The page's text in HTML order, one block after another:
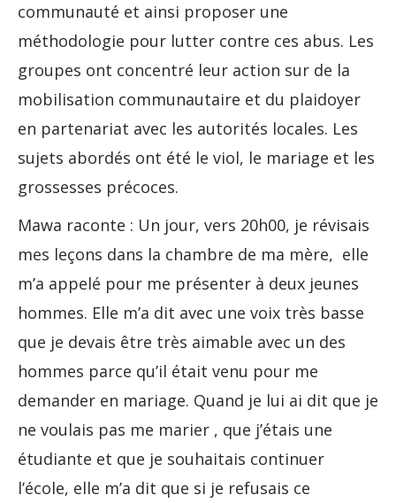
communauté et ainsi proposer une
méthodologie pour lutter contre ces abus. Les
groupes ont concentré leur action sur de la
mobilisation communautaire et du plaidoyer
en partenariat avec les autorités locales. Les
sujets abordés ont été le viol, le mariage et les
grossesses précoces.
Mawa raconte : Un jour, vers 20h00, je révisais
mes leçons dans la chambre de ma mère, elle
m’a appelé pour me présenter à deux jeunes
hommes. Elle m’a dit avec une voix très basse
que je devais être très aimable avec un des
hommes parce qu’il était venu pour me
demander en mariage. Quand je lui ai dit que je
ne voulais pas me marier , que j’étais une
étudiante et que je souhaitais continuer
l’école, elle m’a dit que si je refusais ce